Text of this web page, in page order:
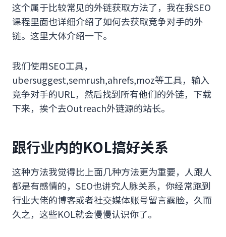
这个属于比较常见的外链获取方法了，我在我SEO
课程里面也详细介绍了如何去获取竞争对手的外
链。这里大体介绍一下。
我们使用SEO工具，
ubersuggest,semrush,ahrefs,moz等工具，输入
竞争对手的URL，然后找到所有他们的外链，下载
下来，挨个去Outreach外链源的站长。
跟行业内的KOL搞好关系
这种方法我觉得比上面几种方法更为重要，人跟人
都是有感情的，SEO也讲究人脉关系，你经常跑到
行业大佬的博客或者社交媒体账号留言露脸，久而
久之，这些KOL就会慢慢认识你了。